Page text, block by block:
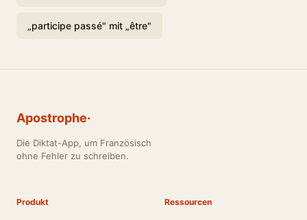
„participe passé" mit „être"
Apostrophe·
Die Diktat-App, um Französisch
ohne Fehler zu schreiben.
Produkt Ressourcen